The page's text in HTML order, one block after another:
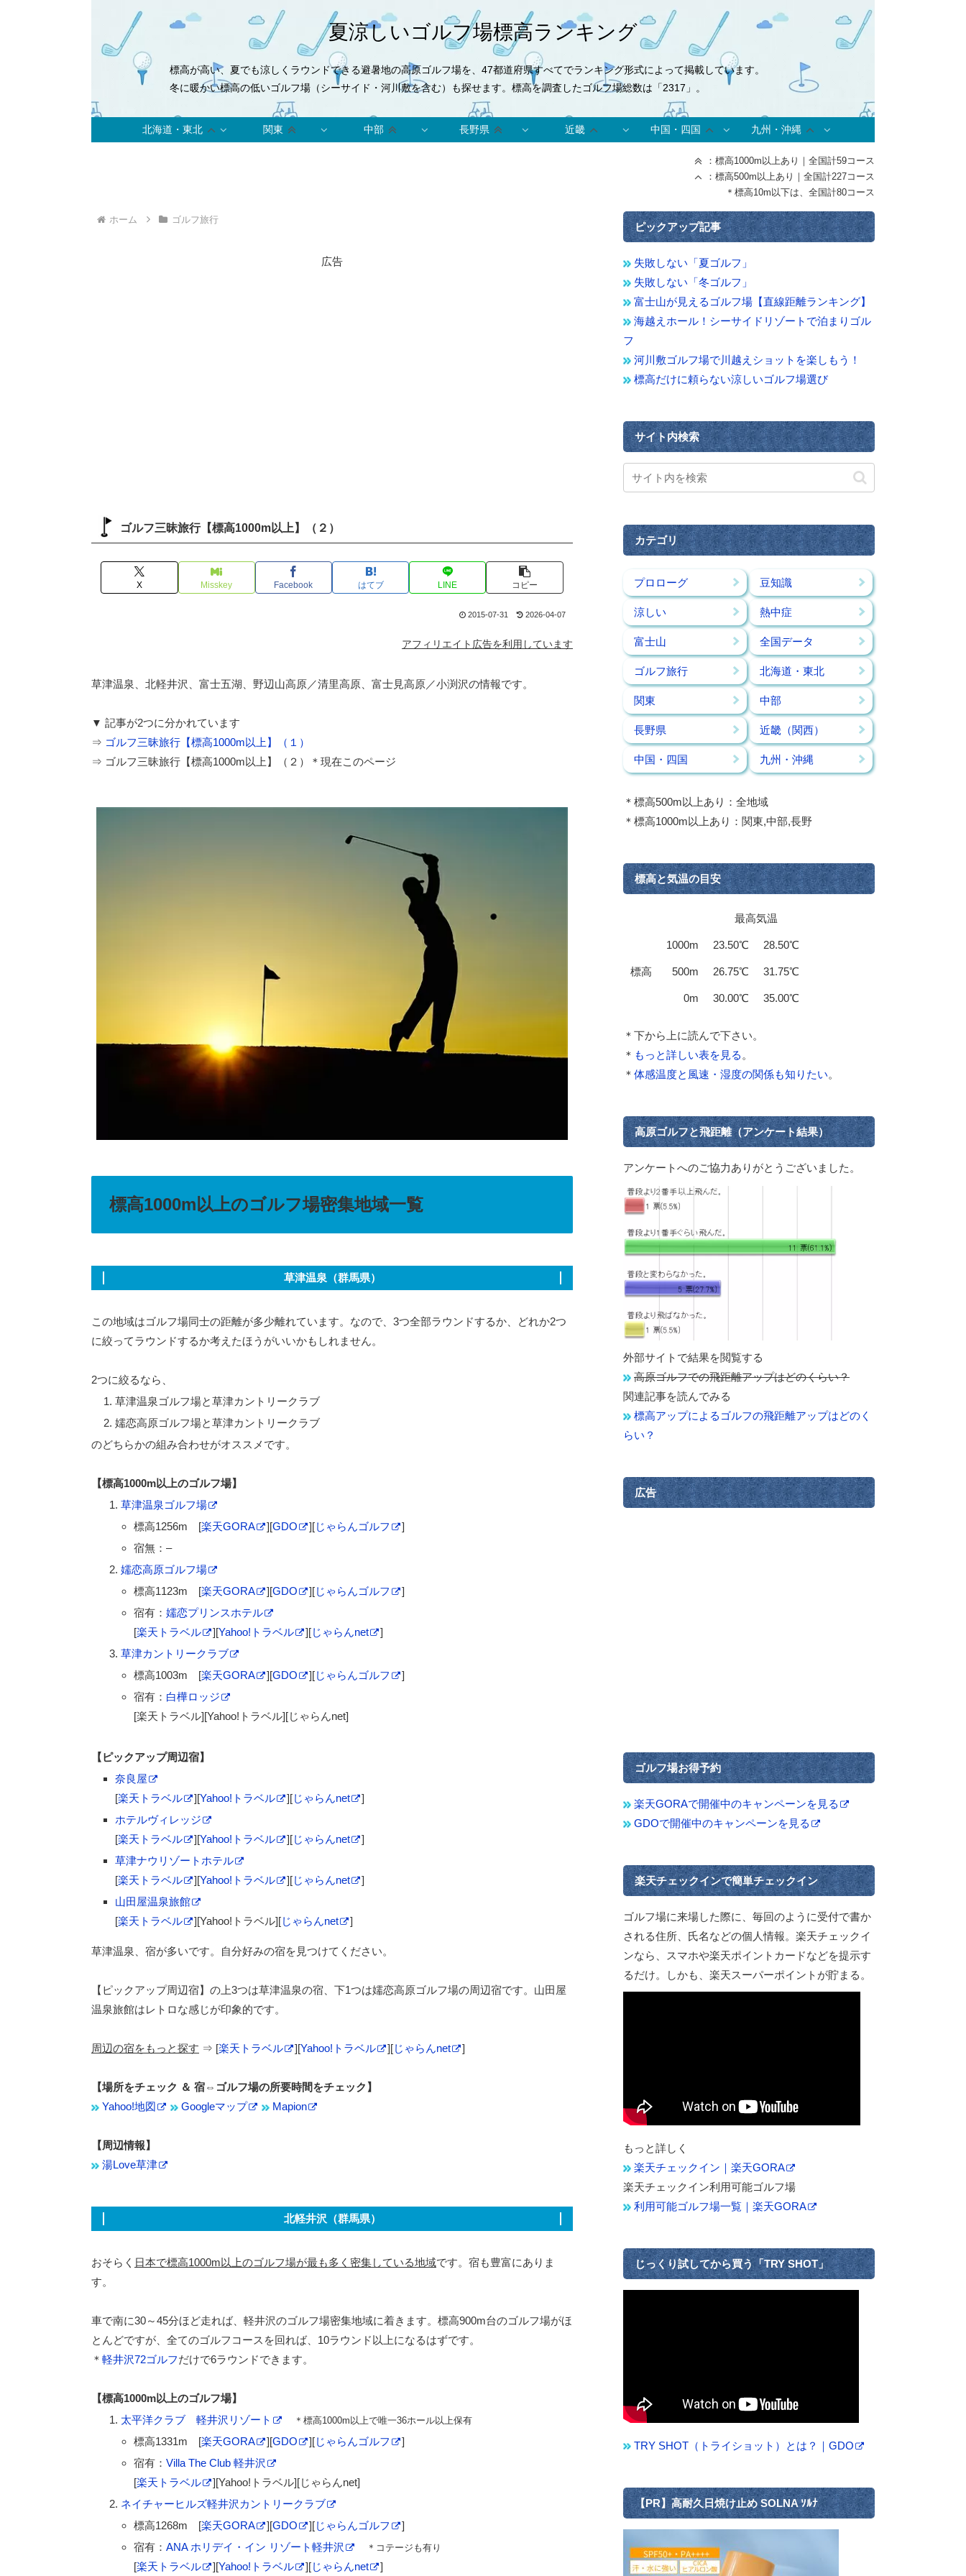
夏涼しいゴルフ場標高ランキング
標高が高い、夏でも涼しくラウンドできる避暑地の高原ゴルフ場を、47都道府県すべてでランキング形式によって掲載しています。
冬に暖かい標高の低いゴルフ場（シーサイド・河川敷を含む）も探せます。標高を調査したゴルフ場総数は「2317」。
北海道・東北 関東 中部 長野県 近畿 中国・四国 九州・沖縄
：標高1000m以上あり｜全国計59コース
：標高500m以上あり｜全国計227コース
＊標高10m以下は、全国計80コース
ホーム ゴルフ旅行
広告
ゴルフ三昧旅行【標高1000m以上】（２）
X Misskey Facebook はてブ LINE コピー
2015-07-31 2026-04-07
アフィリエイト広告を利用しています
草津温泉、北軽井沢、富士五湖、野辺山高原／清里高原、富士見高原／小渕沢の情報です。
▼ 記事が2つに分かれています
⇒ ゴルフ三昧旅行【標高1000m以上】（１）
⇒ ゴルフ三昧旅行【標高1000m以上】（２）＊現在このページ
標高1000m以上のゴルフ場密集地域一覧
草津温泉（群馬県）
この地域はゴルフ場同士の距離が多少離れています。なので、3つ全部ラウンドするか、どれか2つ
に絞ってラウンドするか考えたほうがいいかもしれません。
2つに絞るなら、
草津温泉ゴルフ場と草津カントリークラブ
嬬恋高原ゴルフ場と草津カントリークラブ
のどちらかの組み合わせがオススメです。
【標高1000m以上のゴルフ場】
草津温泉ゴルフ場
標高1256m [楽天GORA ][GDO ][じゃらんゴルフ
]
宿無：–
嬬恋高原ゴルフ場
標高1123m [楽天GORA ][GDO ][じゃらんゴルフ
]
宿有： 嬬恋プリンスホテル
[楽天トラベル ][Yahoo!トラベル ][じゃらんnet
]
草津カントリークラブ
標高1003m [楽天GORA ][GDO ][じゃらんゴルフ
]
宿有： 白樺ロッジ
[楽天トラベル][Yahoo!トラベル][じゃらんnet]
【ピックアップ周辺宿】
奈良屋
[楽天トラベル ][Yahoo!トラベル ][じゃらんnet
]
ホテルヴィレッジ
[楽天トラベル ][Yahoo!トラベル ][じゃらんnet
]
草津ナウリゾートホテル
[楽天トラベル ][Yahoo!トラベル ][じゃらんnet
]
山田屋温泉旅館
[楽天トラベル ][Yahoo!トラベル][じゃらんnet ]
草津温泉、宿が多いです。自分好みの宿を見つけてください。
【ピックアップ周辺宿】の上3つは草津温泉の宿、下1つは嬬恋高原ゴルフ場の周辺宿です。山田屋
温泉旅館はレトロな感じが印象的です。
周辺の宿をもっと探す ⇒ [楽天トラベル ][Yahoo!トラベル ][じゃらんnet ]
【場所をチェック ＆ 宿⇔ゴルフ場の所要時間をチェック】
Yahoo!地図
Googleマップ Mapion
【周辺情報】
湯Love草津
北軽井沢（群馬県）
おそらく 日本で標高1000m以上のゴルフ場が最も多く密集している地域です。宿も豊富にありま
す。
車で南に30～45分ほど走れば、軽井沢のゴルフ場密集地域に着きます。標高900m台のゴルフ場がほ
とんどですが、全てのゴルフコースを回れば、10ラウンド以上になるはずです。
＊ 軽井沢72ゴルフだけで6ラウンドできます。
【標高1000m以上のゴルフ場】
太平洋クラブ 軽井沢リゾート
＊標高1000m以上で唯一36ホール以上保有
標高1331m [楽天GORA ][GDO ][じゃらんゴルフ
]
宿有： Villa The Club 軽井沢
[楽天トラベル
][Yahoo!トラベル][じゃらんnet]
ネイチャーヒルズ軽井沢カントリークラブ
標高1268m [楽天GORA ][GDO ][じゃらんゴルフ
]
宿有： ANA ホリデイ・イン リゾート軽井沢 ＊コテージも有り
[楽天トラベル ][Yahoo!トラベル ][じゃらんnet ]
ピックアップ記事
失敗しない「夏ゴルフ」
失敗しない「冬ゴルフ」
富士山が見えるゴルフ場【直線距離ランキング】
海越えホール！シーサイドリゾートで泊まりゴル
フ
河川敷ゴルフ場で川越えショットを楽しもう！
標高だけに頼らない涼しいゴルフ場選び
サイト内検索
カテゴリ
プロローグ 豆知識
涼しい 熱中症
富士山 全国データ
ゴルフ旅行 北海道・東北
関東 中部
長野県 近畿（関西）
中国・四国 九州・沖縄
＊標高500m以上あり：全地域
＊標高1000m以上あり：関東,中部,長野
標高と気温の目安
最高気温
標高
1000m 23.50℃ 28.50℃
500m 26.75℃ 31.75℃
0m 30.00℃ 35.00℃
＊下から上に読んで下さい。
＊ もっと詳しい表を見る 。
＊ 体感温度と風速・湿度の関係も知りたい。
高原ゴルフと飛距離（アンケート結果）
アンケートへのご協力ありがとうございました。
外部サイトで結果を閲覧する
高原ゴルフでの飛距離アップはどのくらい？
関連記事を読んでみる
標高アップによるゴルフの飛距離アップはどのく
らい？
広告
ゴルフ場お得予約
楽天GORAで開催中のキャンペーンを見る
GDOで開催中のキャンペーンを見る
楽天チェックインで簡単チェックイン
ゴルフ場に来場した際に、毎回のように受付で書か
される住所、氏名などの個人情報。楽天チェックイ
ンなら、スマホや楽天ポイントカードなどを提示す
るだけ。しかも、楽天スーパーポイントが貯まる。
もっと詳しく
楽天チェックイン｜楽天GORA
楽天チェックイン利用可能ゴルフ場
利用可能ゴルフ場一覧｜楽天GORA
じっくり試してから買う「TRY SHOT」
TRY SHOT（トライショット）とは？｜GDO
【PR】高耐久日焼け止め SOLNA ｿﾙﾅ